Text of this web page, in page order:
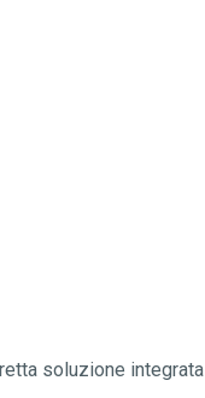
soluzione integrata